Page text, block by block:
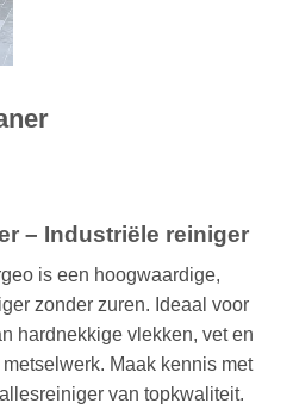
– Industriële reiniger
is een hoogwaardige,
zonder zuren. Ideaal voor
hardnekkige vlekken, vet en
Maak kennis met
van topkwaliteit.